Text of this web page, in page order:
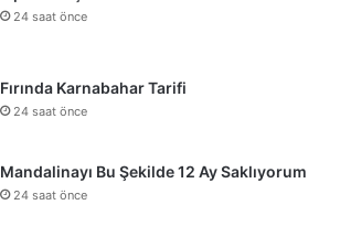
24 saat önce
Fırında Karnabahar Tarifi
24 saat önce
Mandalinayı Bu Şekilde 12 Ay Saklıyorum
24 saat önce